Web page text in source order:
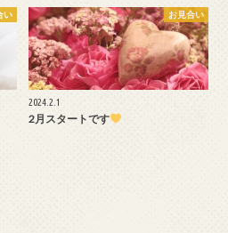
い お見合い
2024.2.1
2月スタートです